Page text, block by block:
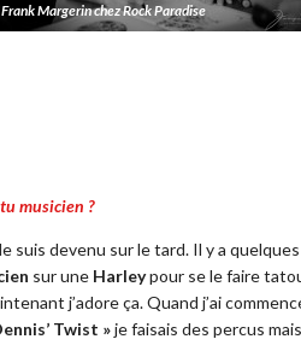
Frank Margerin chez Rock Paradise
musicien ?
suis devenu sur le tard. Il y a
sur une Harleypour se le faire
j’adore ça.Quand j’ai
Twist »je faisais des percus